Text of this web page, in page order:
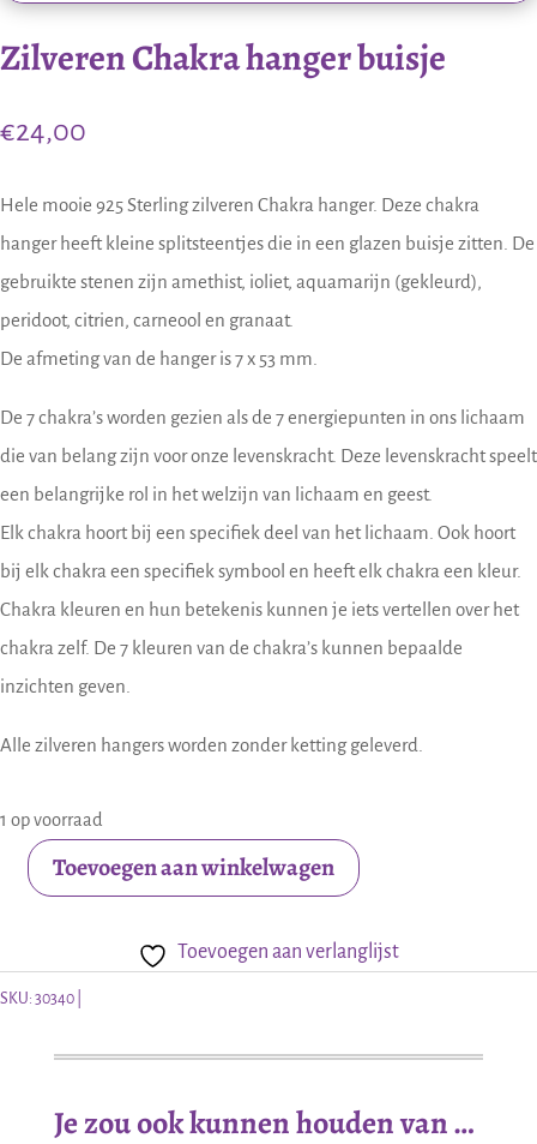
Zilveren Chakra hanger buisje
€24,00
Hele mooie 925 Sterling zilveren Chakra hanger. Deze chakra
hanger heeft kleine splitsteentjes die in een glazen buisje zitten. De
gebruikte stenen zijn amethist, ioliet, aquamarijn (gekleurd),
peridoot, citrien, carneool en granaat.
De afmeting van de hanger is 7 x 53 mm.
De 7 chakra’s worden gezien als de 7 energiepunten in ons lichaam
die van belang zijn voor onze levenskracht. Deze levenskracht speelt
een belangrijke rol in het welzijn van lichaam en geest.
Elk chakra hoort bij een specifiek deel van het lichaam. Ook hoort
bij elk chakra een specifiek symbool en heeft elk chakra een kleur.
Chakra kleuren en hun betekenis kunnen je iets vertellen over het
chakra zelf. De 7 kleuren van de chakra’s kunnen bepaalde
inzichten geven.
Alle zilveren hangers worden zonder ketting geleverd.
1 op voorraad
Zilveren
buisje
Toevoegen aan winkelwagen
Toevoegen aan verlanglijst
SKU: 30340
Je zou ook kunnen houden van …